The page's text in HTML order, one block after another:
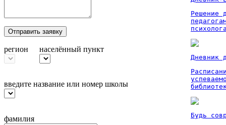
Отправить заявку
регион населённый пункт
введите название или номер школы
фамилия
Решение
Дневник
Будь